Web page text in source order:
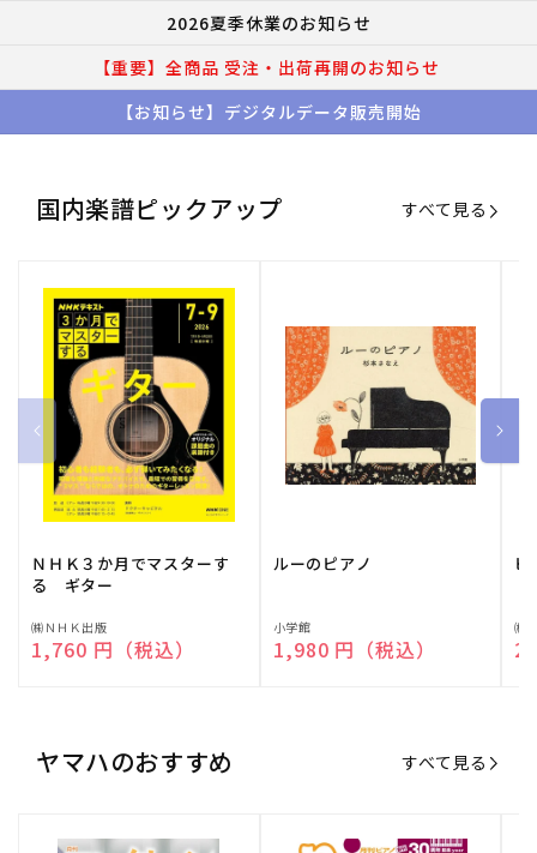
2026夏季休業のお知らせ
【重要】全商品 受注・出荷再開のお知らせ
【お知らせ】デジタルデータ販売開始
国内楽譜ピックアップ すべて見る
ＮＨＫ３か月でマスターす
る ギター
販
売
㈱ＮＨＫ出版
通常価格
1,760 円（税込）
ルーのピアノ
販
売
小学館
通常価格
1,980 円（税込）
ピ
販
売
㈱
ヤマハのおすすめ すべて見る